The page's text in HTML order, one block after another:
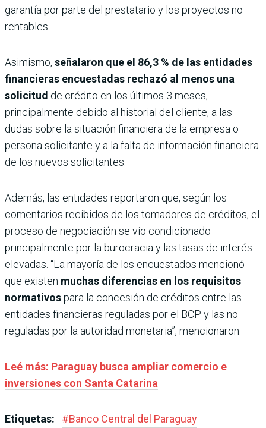
garantía por parte del prestatario y los proyectos no
rentables.
Asimismo, señalaron que el 86,3 % de las entidades
financieras encuestadas rechazó al menos una
solicitud de crédito en los últimos 3 meses,
principalmente debido al historial del cliente, a las
dudas sobre la situación financiera de la empresa o
persona solicitante y a la falta de información financiera
de los nuevos solicitantes.
Además, las entidades reportaron que, según los
comentarios recibidos de los tomadores de créditos, el
proceso de negociación se vio condicionado
principalmente por la burocracia y las tasas de interés
elevadas. “La mayoría de los encuestados mencionó
que existen muchas diferencias en los requisitos
normativospara la concesión de créditos entre las
entidades financieras reguladas por el BCP y las no
reguladas por la autoridad monetaria”, mencionaron.
Leé más: Paraguay busca ampliar comercio e
inversiones con Santa Catarina
Etiquetas: #Banco Central del Paraguay